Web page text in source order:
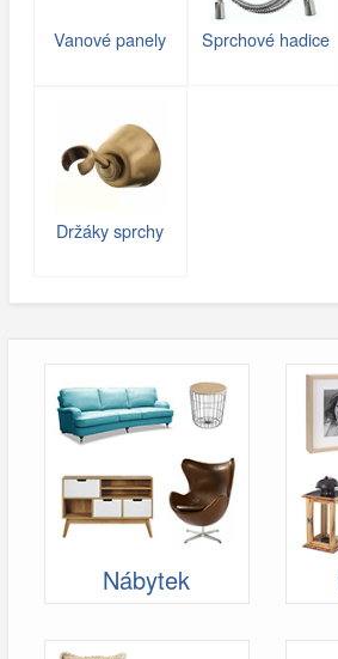
Vanové panely Sprchové hadice
Držáky sprchy
Nábytek